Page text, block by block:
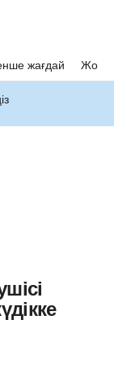
жағдай Жол